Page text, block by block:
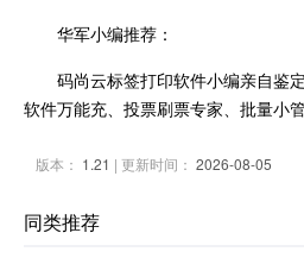
华军小编推荐：
码尚云标签打印软件小编亲自鉴
软件万能充、投票刷票专家、批量小
版本： 1.21 | 更新时间： 2026-08-05
同类推荐